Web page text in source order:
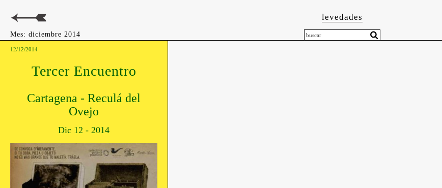
levedades
Mes: diciembre 2014
12/12/2014
Tercer Encuentro
Cartagena - Reculá del
Ovejo
Dic 12 - 2014